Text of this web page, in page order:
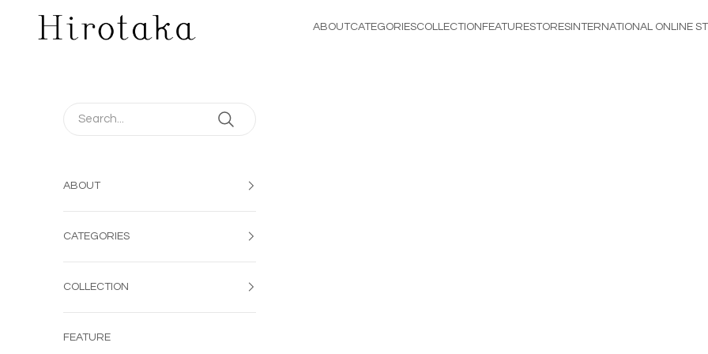
Hirotaka Jewelry | 公式オンラインストア
ABOUTCATEGORIESCOLLECTION FEATURESTORES INTERNATIONAL ONLINE
ABOUT
CATEGORIES
COLLECTION
FEATURE